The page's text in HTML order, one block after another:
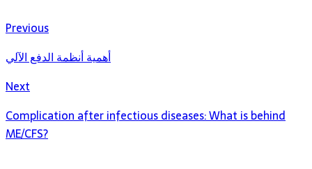
Previous
أهمية أنظمة الدفع الآلي
Next
Complication after infectious diseases: What is behind
ME/CFS?